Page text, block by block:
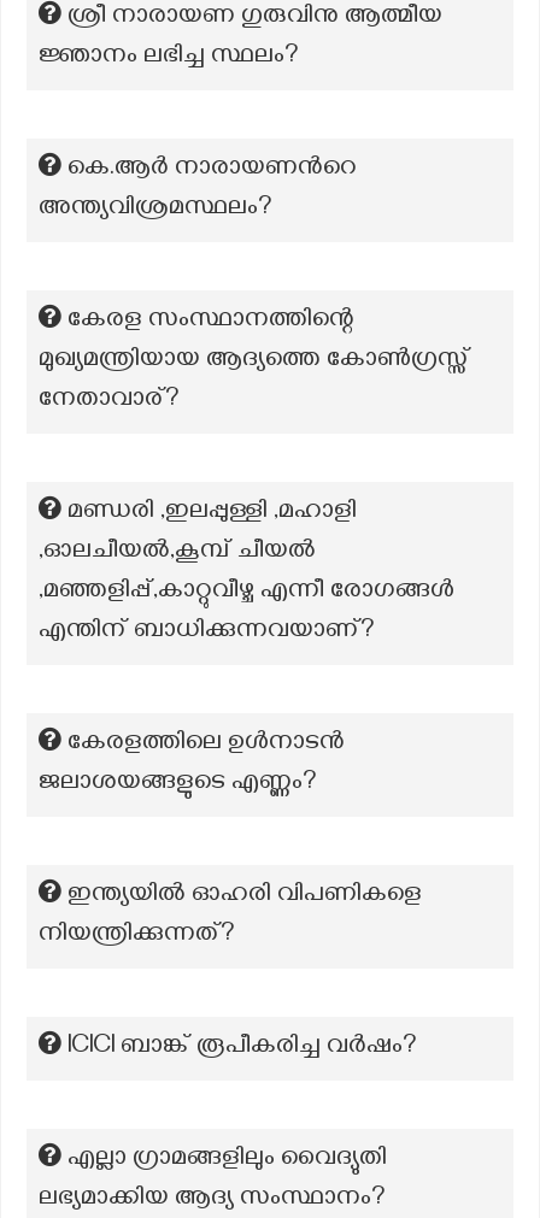
ശ്രീ നാരായണ ഗുരുവിനു ആത്മീയ
ജ്ഞാനം ലഭിച്ച സ്ഥലം?
കെ.ആർ നാരായണന്‍റെ
അന്ത്യവിശ്രമസ്ഥലം?
കേരള സംസ്ഥാനത്തിന്റെ
മുഖ്യമന്ത്രിയായ ആദ്യത്തെ കോൺഗ്രസ്സ്
നേതാവാര്?
മണ്ഡരി ,ഇലപ്പുള്ളി ,മഹാളി
,ഓലചീയൽ,കൂമ്പ് ചീയൽ
,മഞ്ഞളിപ്പ്,കാറ്റുവീഴ്ച എന്നീ രോഗങ്ങൾ
എന്തിന് ബാധിക്കുന്നവയാണ്?
കേരളത്തിലെ ഉള്‍നാടന്‍
ജലാശയങ്ങളുടെ എണ്ണം?
ഇന്ത്യയിൽ ഓഹരി വിപണികളെ
നിയന്ത്രിക്കുന്നത്?
ICICI ബാങ്ക് രൂപീകരിച്ച വർഷം?
എല്ലാ ഗ്രാമങ്ങളിലും വൈദ്യുതി
ലഭ്യമാക്കിയ ആദ്യ സംസ്ഥാനം?